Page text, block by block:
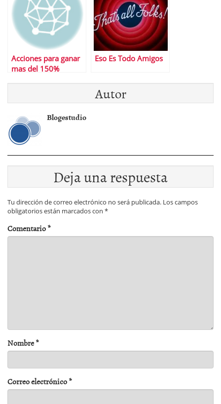
Acciones para ganar
mas del 150%
Eso Es Todo Amigos
Autor
Blogestudio
Deja una respuesta
Tu dirección de correo electrónico no será publicada. Los campos
obligatorios están marcados con *
Comentario*
Nombre*
Correo electrónico*